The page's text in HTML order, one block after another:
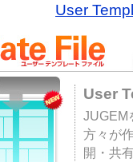
User
User
JUGEM
方々が
開・共